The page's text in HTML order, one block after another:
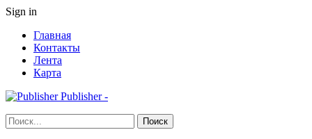
Sign in
Главная
Контакты
Лента
Карта
Publisher -